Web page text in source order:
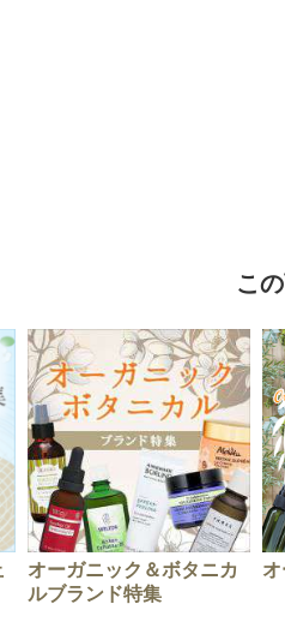
こ
オーガニック＆ボタニカ
ルブランド特集